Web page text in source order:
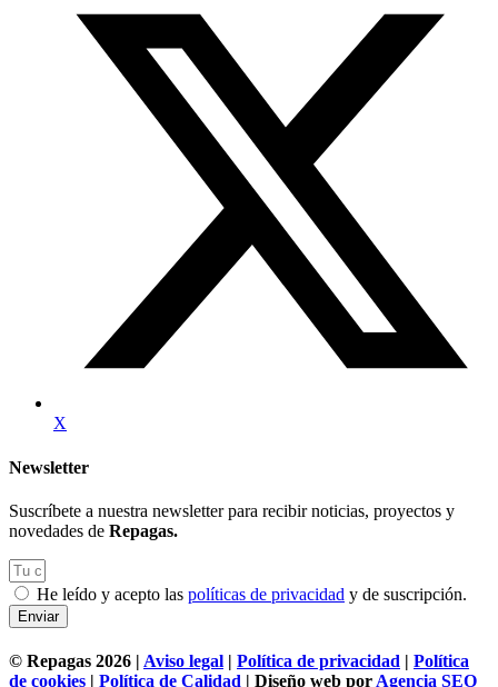
X
Newsletter
Suscríbete a nuestra newsletter para recibir noticias, proyectos y
novedades de Repagas.
He leído y acepto las políticas de privacidad y de suscripción.
Enviar
© Repagas 2026 | Aviso legal | Política de privacidad | Política
de cookies | Política de Calidad | Diseño web por Agencia SEO